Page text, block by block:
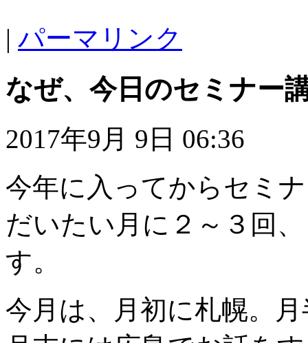
| パーマリンク
なぜ、今日のセミナー
2017年9月 9日 06:36
今年に入ってからセミ
だいたい月に２～３回
す。
今月は、月初に札幌。